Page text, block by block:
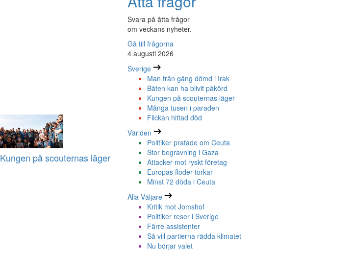
Kungen på scouternas läger
Svara på åtta frågor
om veckans nyheter.
Gå till frågorna
4 augusti 2026
Sverige
Man från gäng dömd i Irak
Båten kan ha blivit påkörd
Kungen på scouternas läger
Många tusen i paraden
Flickan hittad död
Världen
Politiker pratade om Ceuta
Stor begravning i Gaza
Attacker mot ryskt företag
Europas floder torkar
Minst 72 döda i Ceuta
Alla Väljare
Kritik mot Jomshof
Politiker reser i Sverige
Färre assistenter
Så vill partierna rädda klimatet
Nu börjar valet